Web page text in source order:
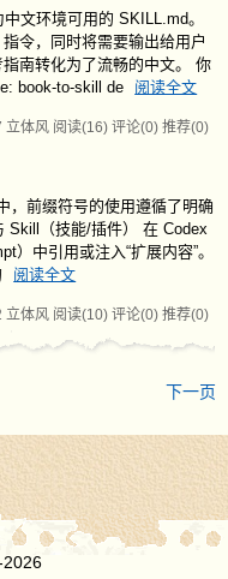
文环境可用的 SKILL.md。
令，同时将需要输出给用户
南转化为了流畅的中文。 你
book-to-skill de
阅读全文
立体风 阅读(16) 评论(0) 推荐(0)
，前缀符号的使用遵循了明确
Skill（技能/插件） 在 Codex
中引用或注入“扩展内容”。
阅读全文
立体风 阅读(10) 评论(0) 推荐(0)
下一页